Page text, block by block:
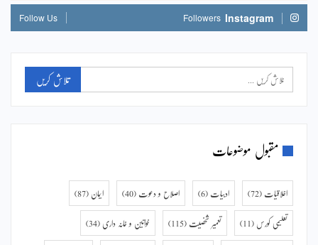
Instagram
Followers
Follow Us
مقبول موضوعات
اخلاقیات (72) ادبیات (6) اصلاح و دعوت (40) ایمان (87)
تعلیمی کورس (11) تعمیر شخصیت (115) خواتین و خانہ داری (34)